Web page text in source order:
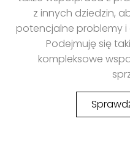
z innych dziedzin,
potencjalne problemy
Podejmuję się
kompleksowe